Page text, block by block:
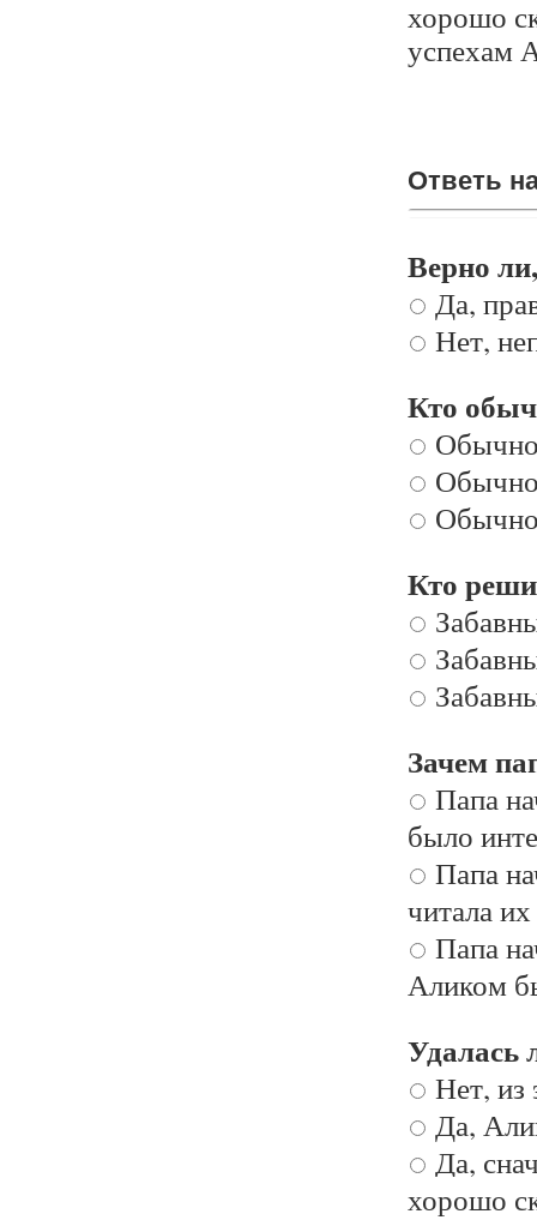
хорошо
успехам
Ответь
Верно
Да,
Нет,
Кто
Кто
Зачем
Папа
было
Папа
читала
Папа
Аликом
Удалась
Нет, из
Да,
Да,
хорошо